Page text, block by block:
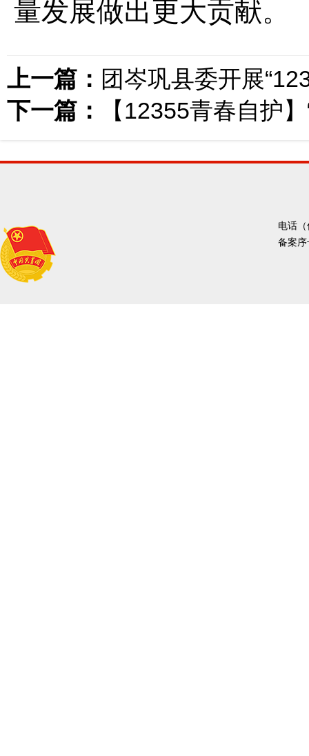
量发展做出更大贡献。
上一篇： 团岑巩县委开展
下一篇：
【12355青春自护
电话
备案序